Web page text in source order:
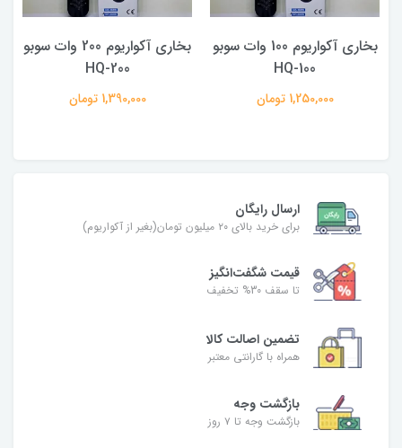
بخاری آکواریوم 100 وات سوبو
HQ-100
1,250,000 تومان
بخاری آکواریوم 200 وات سوبو
HQ-200
1,390,000 تومان
ارسال رایگان
برای خرید بالای ۲۰ میلیون تومان(بغیر از آکواریوم)
قیمت شگفت‌انگیز
تا سقف 30% تخفیف
تضمین اصالت کالا
همراه با گارانتی معتبر
بازگشت وجه
بازگشت وجه تا ۷ روز